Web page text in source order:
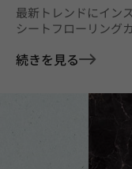
最新トレンドにイン
シートフローリング
続きを見る